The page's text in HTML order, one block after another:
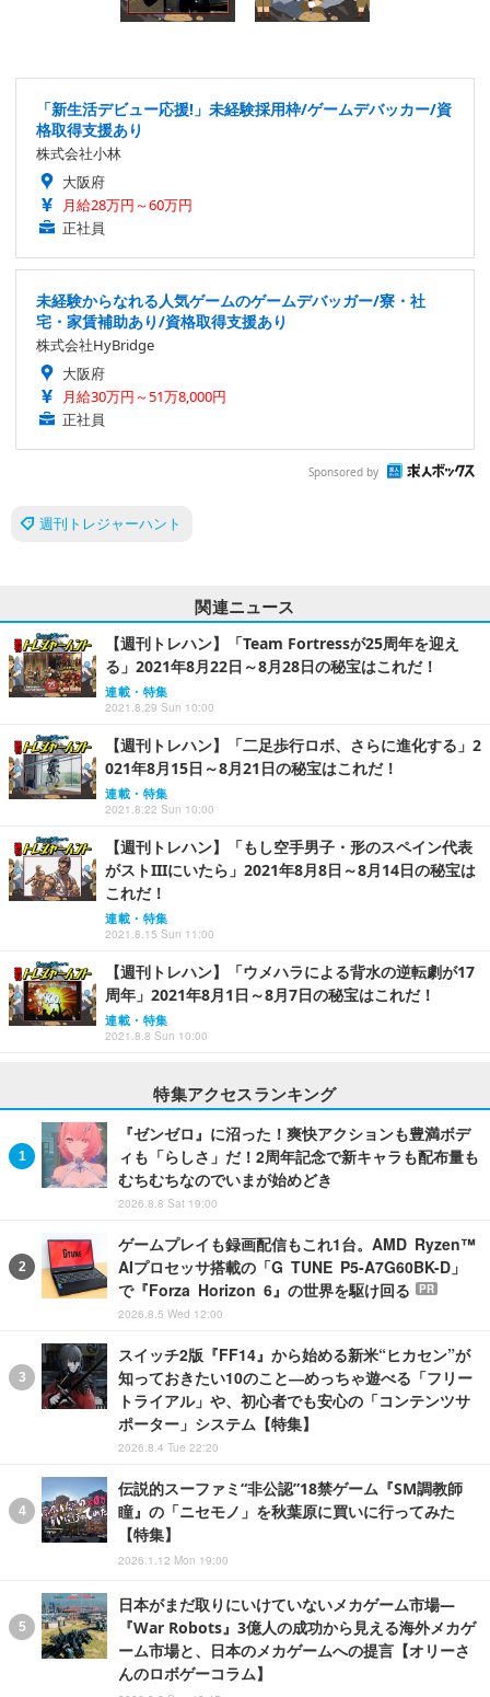
「新生活デビュー応援!」未経験採用枠/ゲームデバッカー/資
格取得支援あり
株式会社小林
大阪府
月給28万円～60万円
正社員
未経験からなれる人気ゲームのゲームデバッガー/寮・社
宅・家賃補助あり/資格取得支援あり
株式会社HyBridge
大阪府
月給30万円～51万8,000円
正社員
Sponsored by
週刊トレジャーハント
関連ニュース
【週刊トレハン】「Team Fortressが25周年を迎え
る」2021年8月22日～8月28日の秘宝はこれだ！
連載・特集
2021.8.29 Sun 10:00
【週刊トレハン】「二足歩行ロボ、さらに進化する」2
021年8月15日～8月21日の秘宝はこれだ！
連載・特集
2021.8.22 Sun 10:00
【週刊トレハン】「もし空手男子・形のスペイン代表
がストIIIにいたら」2021年8月8日～8月14日の秘宝は
これだ！
連載・特集
2021.8.15 Sun 11:00
【週刊トレハン】「ウメハラによる背水の逆転劇が17
周年」2021年8月1日～8月7日の秘宝はこれだ！
連載・特集
2021.8.8 Sun 10:00
特集アクセスランキング
『ゼンゼロ』に沼った！爽快アクションも豊満ボデ
ィも「らしさ」だ！2周年記念で新キャラも配布量も
むちむちなのでいまが始めどき
2026.8.8 Sat 19:00
ゲームプレイも録画配信もこれ1台。AMD Ryzen™
AIプロセッサ搭載の「G TUNE P5-A7G60BK-D」
で『Forza Horizon 6』の世界を駆け回る
PR
2026.8.5 Wed 12:00
スイッチ2版『FF14』から始める新米“ヒカセン”が
知っておきたい10のこと―めっちゃ遊べる「フリー
トライアル」や、初心者でも安心の「コンテンツサ
ポーター」システム【特集】
2026.8.4 Tue 22:20
伝説的スーファミ“非公認”18禁ゲーム『SM調教師
瞳』の「ニセモノ」を秋葉原に買いに行ってみた
【特集】
2026.1.12 Mon 19:00
日本がまだ取りにいけていないメカゲーム市場―
『War Robots』3億人の成功から見える海外メカゲ
ーム市場と、日本のメカゲームへの提言【オリーさ
んのロボゲーコラム】